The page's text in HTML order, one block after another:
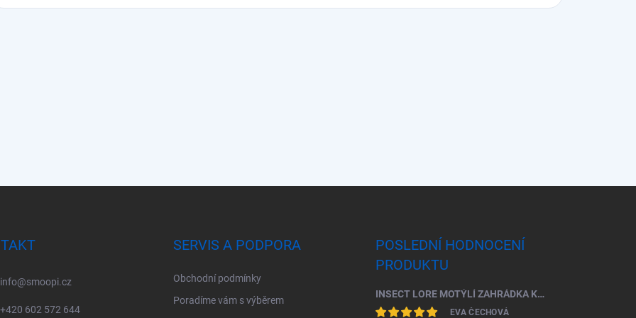
info@smoopi.cz
+420 602 572 644
SERVIS A PODPORA
Obchodní podmínky
Poradíme vám s výběrem
POSLEDNÍ HODNOCENÍ
PRODUKTU
INSECT LORE MOTÝLÍ ZAHRÁDKA KOMPLETNÍ ŠKOLNÍ SADA (33 HOUSENEK)
EVA ČECHOVÁ